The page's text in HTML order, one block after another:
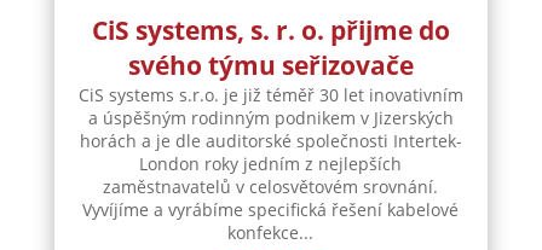
zaměstnavatelů v celosvětovém srovnání.
Vyvíjíme a vyrábíme specifická řešení kabelové
konfekce...
číst více